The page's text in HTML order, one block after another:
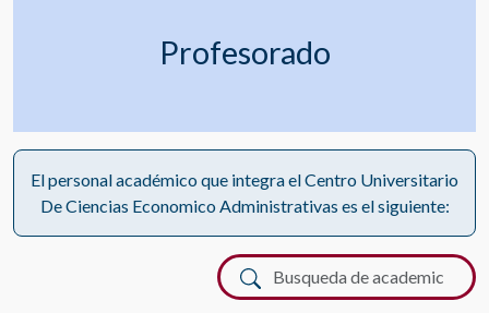
Profesorado
El personal académico que integra el Centro Universitario
De Ciencias Economico Administrativas es el siguiente: